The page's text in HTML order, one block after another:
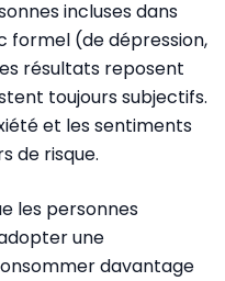
incluses dans
formel (de dépression,
résultats reposent
toujours subjectifs.
et les sentiments
de risque.
les personnes
une
davantage